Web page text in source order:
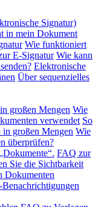
Signatur)
in mein Dokument
Wie funktioniert
E-Signatur Wie kann
Elektronische
Über sequenzielles
großen Mengen Wie
verwendet So
in großen Mengen Wie
überprüfen?
FAQ zur
Sie die Sichtbarkeit
Dokumenten